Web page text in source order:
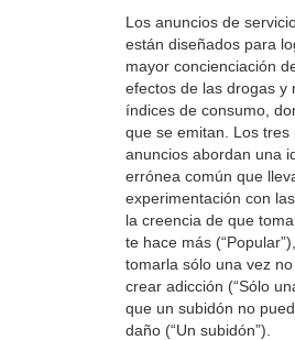
Los anuncios de
están diseñados para
mayor concienciación
efectos de las drogas y
índices de consumo,
que se emitan. Los tres
anuncios abordan una
errónea común que
experimentación con
la creencia de que
te hace más
tomarla sólo una vez
crear adicción (“Sólo
que un subidón no
daño (“Un subidón”).